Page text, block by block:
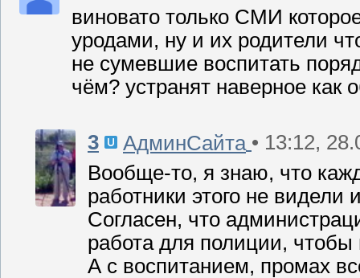
виновато только СМИ
уродами, ну и их родители
не сумевшие воспитать
чём? устранят наверное как
3 АдминСайта • 13:12,
Вообще-то, я знаю, что
работники этого не видели
Согласен, что
работа для полиции, чтобы
А с воспитанием, промах